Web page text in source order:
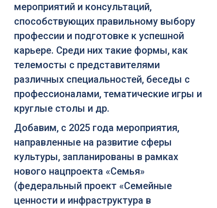
мероприятий и консультаций,
способствующих правильному выбору
профессии и подготовке к успешной
карьере. Среди них такие формы, как
телемосты с представителями
различных специальностей, беседы с
профессионалами, тематические игры и
круглые столы и др.
Добавим, с 2025 года мероприятия,
направленные на развитие сферы
культуры, запланированы в рамках
нового нацпроекта «Семья»
(федеральный проект «Семейные
ценности и инфраструктура в